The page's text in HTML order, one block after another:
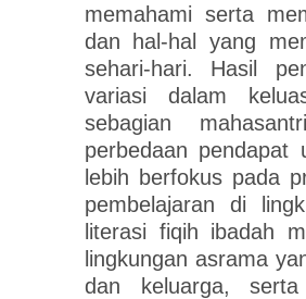
memahami serta
dan hal-hal yang
sehari-hari. Hasil
variasi dalam
sebagian
perbedaan pendapat
lebih berfokus pada
pembelajaran di
literasi fiqih ibadah
lingkungan asrama
dan keluarga,